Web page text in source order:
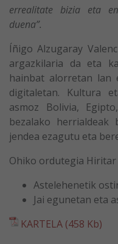
errealitate bizia eta
duena”.
Íñigo Alzugaray
argazkilaria da eta
hainbat alorretan lan
digitaletan. Kultura
asmoz Bolivia,
bezalako
jendea ezagutu eta
Ohiko ordutegia
Astelehenetik
Jai egunetan eta
KARTELA (458 Kb)